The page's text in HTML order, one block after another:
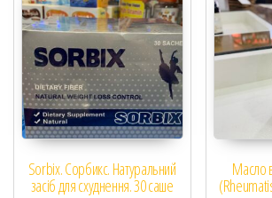
Sorbix. Сорбикс. Натуральний
засіб для схуднення. 30 саше
Масло